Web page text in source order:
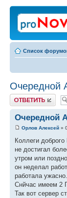
Список
Очередной
Ответить
Очередной
Орлов Алексей »
Коллеги
не достигал
утром или
он неделал
работала
Снйчас имеем 2
Так вот сервер